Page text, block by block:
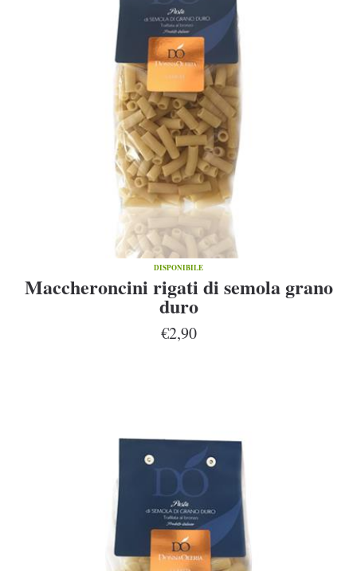
DISPONIBILE
Maccheroncini rigati di semola grano
duro
€2,90